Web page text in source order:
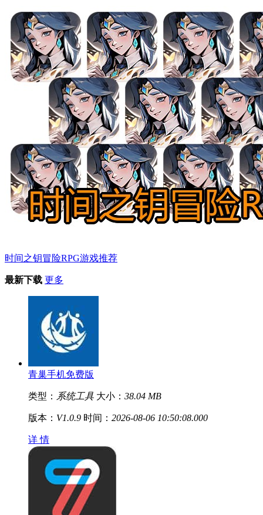
时间之钥冒险RPG游戏推荐
最新下载 更多
青巢手机免费版
类型： 系统工具 大小： 38.04 MB
版本： V1.0.9 时间： 2026-08-06 10:50:08.000
详 情